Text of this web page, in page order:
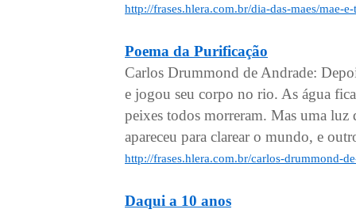
http://frases.hlera.com.br/dia-das-maes/mae-
Poema da Purificação
Carlos Drummond de Andrade:
e jogou seu corpo no rio. As água
peixes todos morreram. Mas uma
apareceu para clarear o mundo, e
http://frases.hlera.com.br/carlos-drummond-
Daqui a 10 anos